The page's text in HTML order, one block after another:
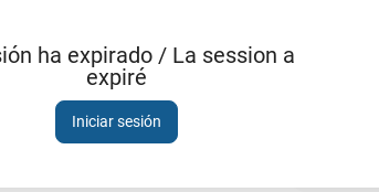
Sesión
expirada
ha expirado / La session a
expiré
Iniciar sesión